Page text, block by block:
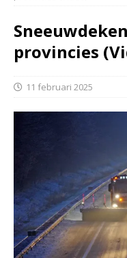
provincies
11 februari 2025